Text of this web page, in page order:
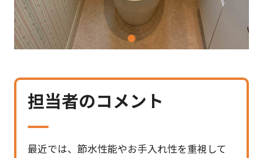
1
担当者のコメント
最近では、節水性能やお手入れ性を重視して